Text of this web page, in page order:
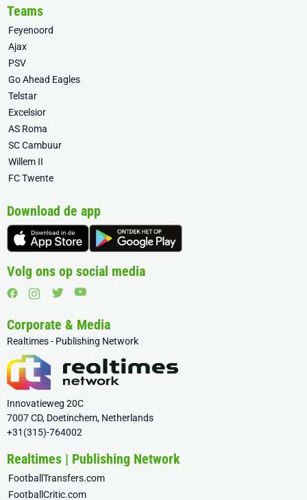
Teams
Feyenoord
Ajax
PSV
Go Ahead Eagles
Telstar
Excelsior
AS Roma
SC Cambuur
Willem II
FC Twente
Download de app
Volg ons op social media
Corporate & Media
Realtimes - Publishing Network
Innovatieweg 20C
7007 CD, Doetinchem, Netherlands
+31(315)-764002
Realtimes | Publishing Network
FootballTransfers.com
FootballCritic.com